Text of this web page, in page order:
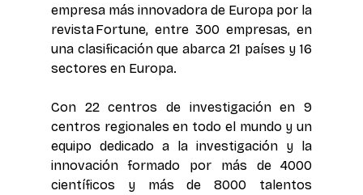
empresa más innovadora de Europa por la
revista Fortune, entre 300 empresas, en
una clasificación que abarca 21 países y 16
sectores en Europa.
Con 22 centros de investigación en 9
centros regionales en todo el mundo y un
equipo dedicado a la investigación y la
innovación formado por más de 4000
científicos y más de 8000 talentos